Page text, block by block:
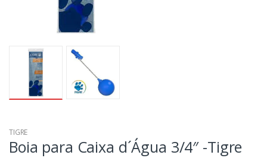
TIGRE
Boia para Caixa d´Água 3/4″ -Tigre